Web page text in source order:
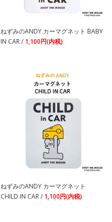
ねずみのANDY カーマグネット BABY
IN CAR / 1,100円(内税)
ねずみのANDY カーマグネット
CHILD IN CAR / 1,100円(内税)